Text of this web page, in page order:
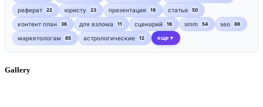
реферат 22 юристу 23 презентация 19 статьи 50
контент план 36 для взлома 11 сценарий 16 smm 54 seo 88
маркетологам 85 астрологические 12 еще ▼
Gallery